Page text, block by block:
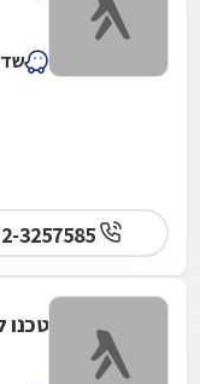
שד'
טכנו